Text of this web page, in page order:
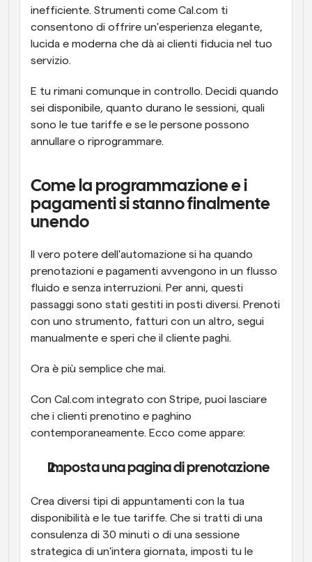
inefficiente. Strumenti come Cal.com ti
consentono di offrire un'esperienza elegante,
lucida e moderna che dà ai clienti fiducia nel tuo
servizio.
E tu rimani comunque in controllo. Decidi quando
sei disponibile, quanto durano le sessioni, quali
sono le tue tariffe e se le persone possono
annullare o riprogrammare.
Come la programmazione e i
pagamenti si stanno finalmente
unendo
Il vero potere dell'automazione si ha quando
prenotazioni e pagamenti avvengono in un flusso
fluido e senza interruzioni. Per anni, questi
passaggi sono stati gestiti in posti diversi. Prenoti
con uno strumento, fatturi con un altro, segui
manualmente e speri che il cliente paghi.
Ora è più semplice che mai.
Con Cal.com integrato con Stripe, puoi lasciare
che i clienti prenotino e paghino
contemporaneamente. Ecco come appare:
Imposta una pagina di prenotazione
Crea diversi tipi di appuntamenti con la tua
disponibilità e le tue tariffe. Che si tratti di una
consulenza di 30 minuti o di una sessione
strategica di un'intera giornata, imposti tu le